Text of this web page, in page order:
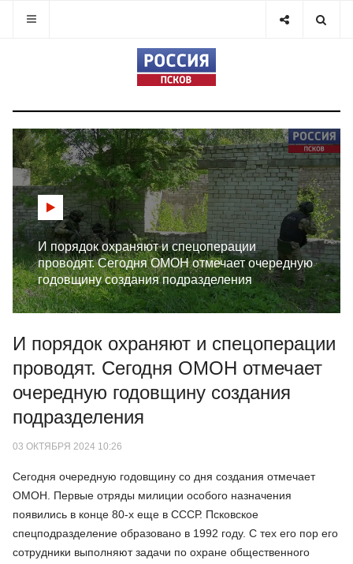
И порядок охраняют и спецоперации
проводят. Сегодня ОМОН отмечает очередную
годовщину создания подразделения
И порядок охраняют и спецоперации
проводят. Сегодня ОМОН отмечает
очередную годовщину создания
подразделения
03 ОКТЯБРЯ 2024 10:26
Сегодня очередную годовщину со дня создания отмечает
ОМОН. Первые отряды милиции особого назначения
появились в конце 80-х еще в СССР. Псковское
спецподразделение образовано в 1992 году. С тех его пор его
сотрудники выполняют задачи по охране общественного